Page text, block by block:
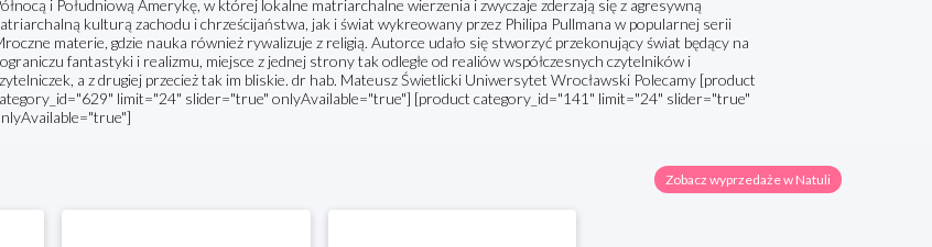
i Południową Amerykę, w której lokalne matriarchalne wierzenia i zwyczaje zderzają się z agresywną
kulturą zachodu i chrześcijaństwa, jak i świat wykreowany przez Philipa Pullmana w popularnej serii
materie, gdzie nauka również rywalizuje z religią. Autorce udało się stworzyć przekonujący świat będący na
fantastyki i realizmu, miejsce z jednej strony tak odległe od realiów współczesnych czytelników i
a z drugiej przecież tak im bliskie. dr hab. Mateusz Świetlicki Uniwersytet Wrocławski Polecamy [product
limit="24" slider="true" onlyAvailable="true"] [product category_id="141" limit="24" slider="true"
Zobacz wyprzedaże w Natuli